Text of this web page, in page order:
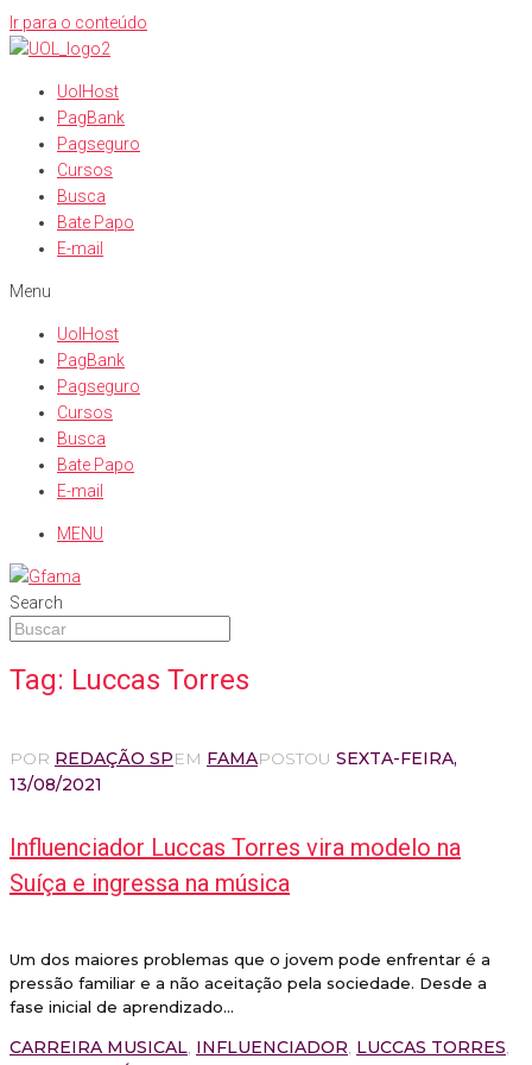
Ir para o conteúdo
UolHost
PagBank
Pagseguro
Cursos
Busca
Bate Papo
E-mail
Menu
UolHost
PagBank
Pagseguro
Cursos
Busca
Bate Papo
E-mail
MENU
Search
Tag: Luccas Torres
POR REDAÇÃO SPEM FAMAPOSTOU SEXTA-FEIRA,
13/08/2021
Influenciador Luccas Torres vira modelo na
Suíça e ingressa na música
Um dos maiores problemas que o jovem pode enfrentar é a
pressão familiar e a não aceitação pela sociedade. Desde a
fase inicial de aprendizado...
CARREIRA MUSICAL, INFLUENCIADOR, LUCCAS TORRES,